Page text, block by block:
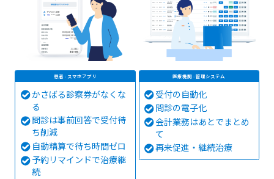
患者 : スマホアプリ
かさばる診察券がなくな
る
問診は事前回答で受付待
ち削減
自動精算で待ち時間ゼロ
予約リマインドで治療継
続
医療機関 : 管理システム
受付の自動化
問診の電子化
会計業務はあとでまとめ
て
再来促進・継続治療